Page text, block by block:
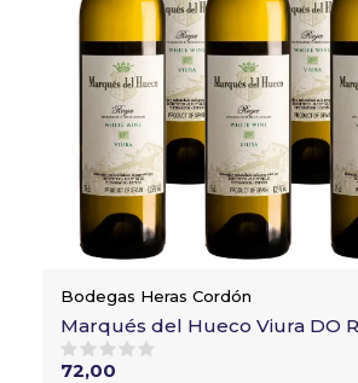
Bodegas Heras Cordón
Marqués del Hueco Viura DO
72,00